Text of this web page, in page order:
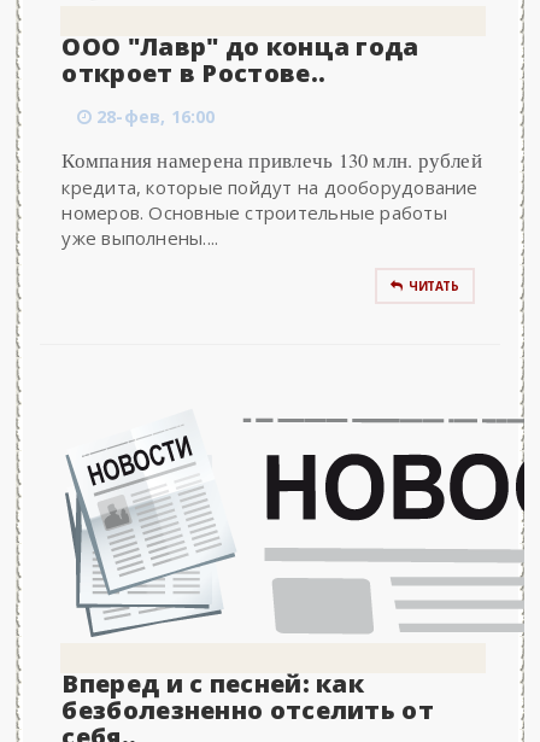
ООО "Лавр" до конца года
откроет в Ростове..
28-фев, 16:00
Компания намерена привлечь 130 млн. рублей
кредита, которые пойдут на дооборудование
номеров. Основные строительные работы
уже выполнены....
ЧИТАТЬ
Вперед и с песней: как
безболезненно отселить от